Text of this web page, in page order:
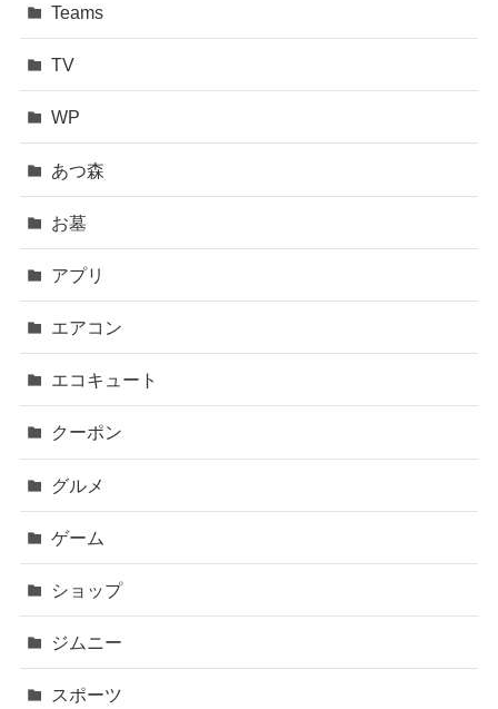
Teams
TV
WP
あつ森
お墓
アプリ
エアコン
エコキュート
クーポン
グルメ
ゲーム
ショップ
ジムニー
スポーツ